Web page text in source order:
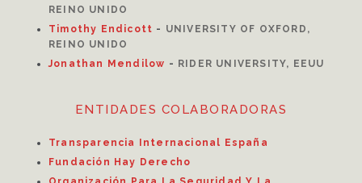
REINO UNIDO
Timothy Endicott - UNIVERSITY OF OXFORD,
REINO UNIDO
Jonathan Mendilow - RIDER UNIVERSITY, EEUU
ENTIDADES COLABORADORAS
Transparencia Internacional España
Fundación Hay Derecho